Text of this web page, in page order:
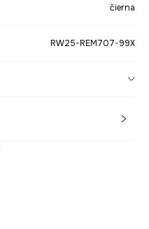
čierna
RW25-REM707-99X